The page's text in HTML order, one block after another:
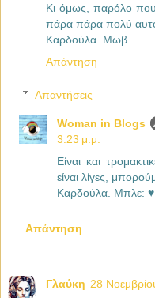
Κι όμως, παρόλο
πάρα πάρα πολύ
Καρδούλα. Μωβ.
Απάντηση
Απαντήσεις
Woman in Blogs
3:23 μ.μ.
Είναι και
είναι λίγες,
Καρδούλα. Μπλε: ♥
Απάντηση
Γλαύκη 28